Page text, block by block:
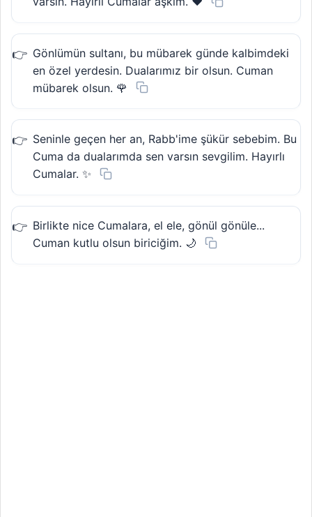
Gönlümün sultanı, bu mübarek günde kalbimdeki
en özel yerdesin. Dualarımız bir olsun. Cuman
mübarek olsun. 🌹
Seninle geçen her an, Rabb'ime şükür sebebim. Bu
Cuma da dualarımda sen varsın sevgilim. Hayırlı
Cumalar. ✨
Birlikte nice Cumalara, el ele, gönül gönüle...
Cuman kutlu olsun biriciğim. 🌙